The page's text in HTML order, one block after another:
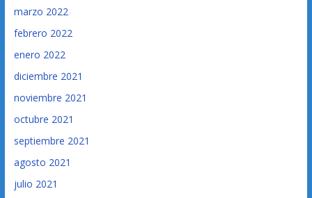
marzo 2022
febrero 2022
enero 2022
diciembre 2021
noviembre 2021
octubre 2021
septiembre 2021
agosto 2021
julio 2021